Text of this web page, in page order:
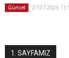
Güncel 27.07.2026
1. SAYFAMIZ